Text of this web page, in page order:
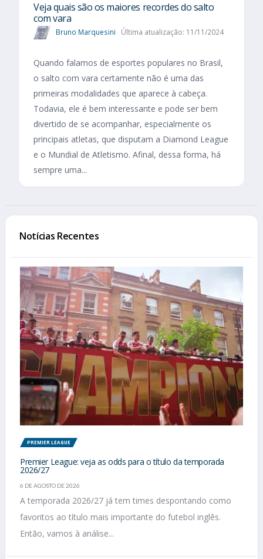
Veja quais são os maiores recordes do salto
com vara
Bruno Marquesini Última atualização: 11/11/2024
Quando falamos de esportes populares no Brasil,
o salto com vara certamente não é uma das
primeiras modalidades que aparece à cabeça.
Todavia, ele é bem interessante e pode ser bem
divertido de se acompanhar, especialmente os
principais atletas, que disputam a Diamond League
e o Mundial de Atletismo. Afinal, dessa forma, há
sempre uma...
Notícias Recentes
PREMIER LEAGUE
Premier League: veja as odds para o título da temporada
2026/27
6 DE AGOSTO DE 2026
A temporada 2026/27 já tem times despontando como
favoritos ao título mais importante do futebol inglês.
Então, vamos à análise...